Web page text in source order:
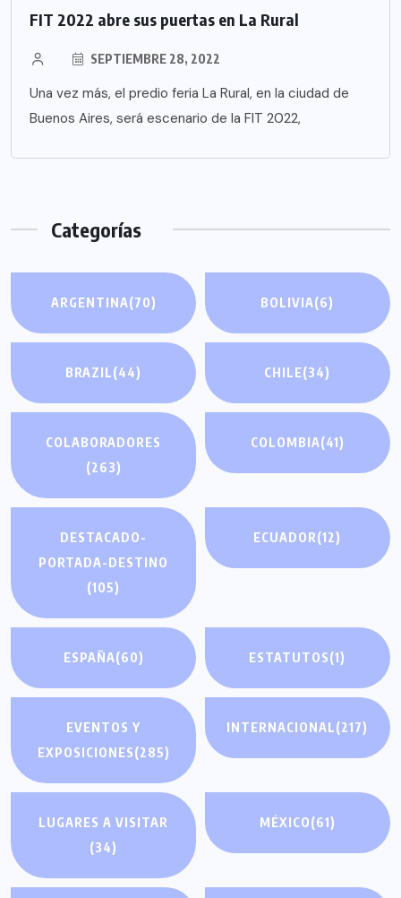
FIT 2022 abre sus puertas en La Rural
SEPTIEMBRE 28, 2022
Una vez más, el predio feria La Rural, en la ciudad de
Buenos Aires, será escenario de la FIT 2022,
Categorías
ARGENTINA(70) BOLIVIA(6)
BRAZIL(44) CHILE(34)
COLABORADORES
(263)
COLOMBIA(41)
DESTACADO-
PORTADA-DESTINO
(105)
ECUADOR(12)
ESPAÑA(60) ESTATUTOS(1)
EVENTOS Y
EXPOSICIONES(285)
INTERNACIONAL(217)
LUGARES A VISITAR
(34)
MÉXICO(61)